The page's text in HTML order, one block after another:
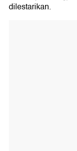
dilestarikan.